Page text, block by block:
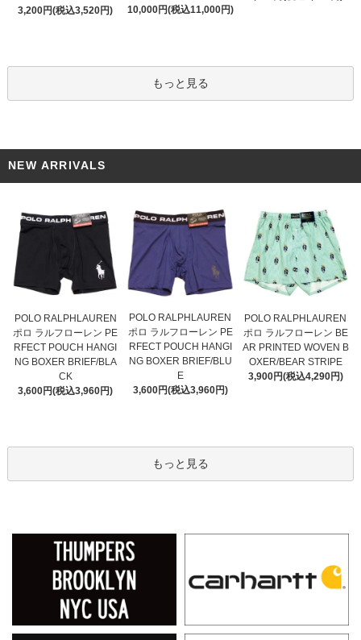
3,200円(税込3,520円)
10,000円(税込11,000円)
もっと見る
NEW ARRIVALS
POLO RALPHLAUREN
ポロ ラルフローレン PE
RFECT POUCH HANGI
NG BOXER BRIEF/BLA
CK
3,600円(税込3,960円)
POLO RALPHLAUREN
ポロ ラルフローレン PE
RFECT POUCH HANGI
NG BOXER BRIEF/BLU
E
3,600円(税込3,960円)
POLO RALPHLAUREN
ポロ ラルフローレン BE
AR PRINTED WOVEN B
OXER/BEAR STRIPE
3,900円(税込4,290円)
もっと見る